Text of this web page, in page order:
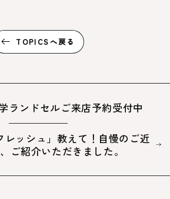
TOPICSへ戻る
ランドセルご来店予約受付中
レッシュ」教えて！自慢のご近
ご紹介いただきました。